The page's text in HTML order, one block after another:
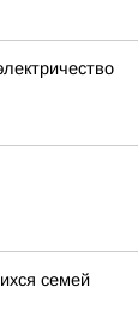
семей